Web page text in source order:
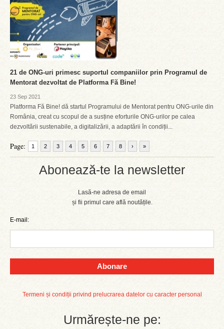
Abonează-te la newsletter
Lasă-ne adresa de email
și fii primul care află noutățile.
E-mail:
Abonare
Termeni și condiții privind prelucrarea datelor cu caracter personal
Urmărește-ne pe:
21 de ONG-uri primesc suportul companiilor prin Programul de
Mentorat dezvoltat de Platforma Fă Bine!
23 Sep 2021
Platforma Fă Bine! dă startul Programului de Mentorat pentru ONG-urile din
România, creat cu scopul de a susține eforturile ONG-urilor pe calea
dezvoltării sustenabile, a digitalizării, a adaptării în condiții...
Page: 1 2 3 4 5 6 7 8 › »